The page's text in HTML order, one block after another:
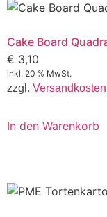
Cake Board
€ 3,10
inkl. 20 % MwSt.
zzgl. Versandkosten
In den Warenkorb